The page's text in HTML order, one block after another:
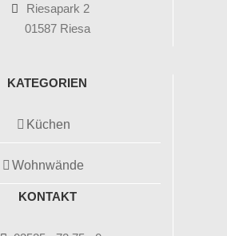
Riesapark 2
01587 Riesa
KATEGORIEN
Küchen
Wohnwände
KONTAKT